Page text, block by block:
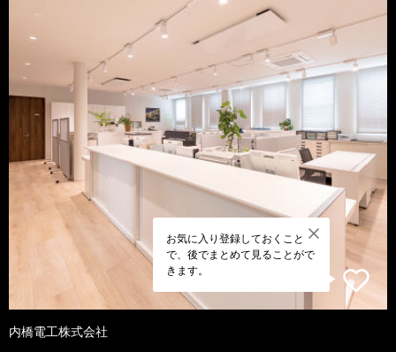
お気に入り登録しておくこと
で、後でまとめて見ることがで
きます。
内橋電工株式会社